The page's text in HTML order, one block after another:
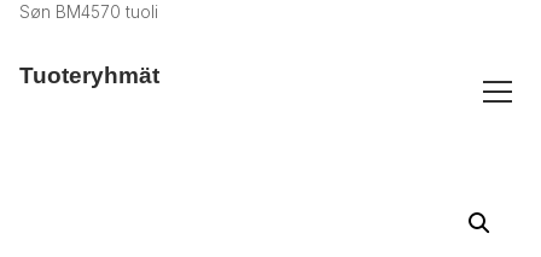
Søn BM4570 tuoli
Tuoteryhmät